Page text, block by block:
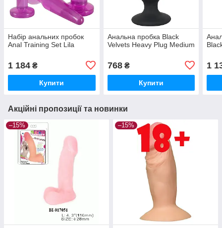
Набір анальних пробок
Anal Training Set Lila
1 184 ₴
Купити
Анальна пробка Black
Velvets Heavy Plug Medium
768₴
Купити
1
Акційні пропозиції та новинки
–15% –15%